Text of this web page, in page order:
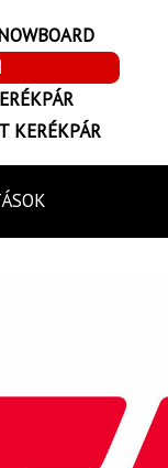
KERÉKPÁR